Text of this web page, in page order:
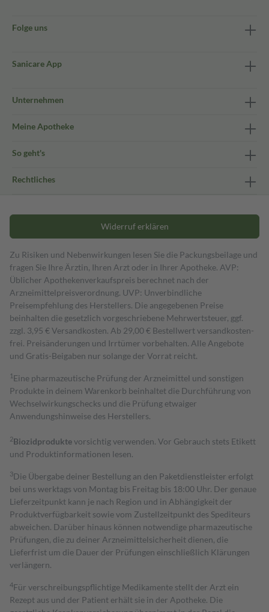
Folge uns
Sanicare App
Unternehmen
Meine Apotheke
So geht's
Rechtliches
Widerruf erklären
Zu Risiken und Nebenwirkungen lesen Sie die Packungsbeilage und
fragen Sie Ihre Ärztin, Ihren Arzt oder in Ihrer Apotheke. AVP:
Üblicher Apothekenverkaufspreis berechnet nach der
Arzneimittelpreisverordnung. UVP: Unverbindliche
Preisempfehlung des Herstellers. Die angegebenen Preise
beinhalten die gesetzlich vorgeschriebene Mehrwertsteuer, ggf.
zzgl. 3,95 € Versandkosten. Ab 29,00 € Bestell­wert versand­kosten­
frei. Preisänderungen und Irrtümer vorbehalten. Alle Angebote
und Gratis-Beigaben nur solange der Vorrat reicht.
1 Eine pharmazeutische Prüfung der Arzneimittel und sonstigen
Produkte in deinem Warenkorb beinhaltet die Durchführung von
Wechselwirkungschecks und die Prüfung etwaiger
Anwendungshinweise des Herstellers.
2Biozidproduktevorsichtig verwenden. Vor Gebrauch stets Etikett
und Produktinformationen lesen.
3Die Übergabe deiner Bestellung an den Paketdienstleister erfolgt
bei uns werktags von Montag bis Freitag bis 18:00 Uhr. Der genaue
Lieferzeitpunkt kann je nach Region und in Abhängigkeit der
Produktverfügbarkeit sowie vom Zustellzeitpunkt des Spediteurs
abweichen. Darüber hinaus können notwendige pharmazeutische
Prüfungen, die zu deiner Arzneimittelsicherheit dienen, die
Lieferfrist um die Dauer der Prüfungen einschließlich Klärungen
verlängern.
4Für verschreibungspflichtige Medikamente stellt der Arzt ein
Rezept aus und der Patient erhält sie in der Apotheke. Die